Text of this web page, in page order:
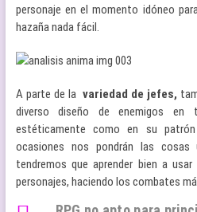
personaje en el momento idóneo
hazaña nada fácil.
A parte de la variedad de jefes,
diverso diseño de enemigos
estéticamente como en su
ocasiones nos pondrán las
tendremos que aprender bien a
personajes, haciendo los combates